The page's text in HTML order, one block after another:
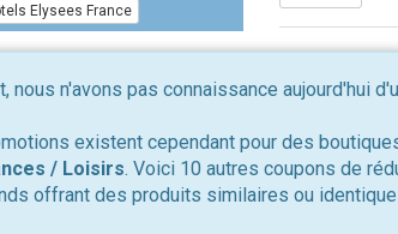
Elysees France
nous n'avons pas connaissance aujourd'hui
existent cependant pour des
/ Loisirs. Voici 10 autres coupons de
offrant des produits similaires ou